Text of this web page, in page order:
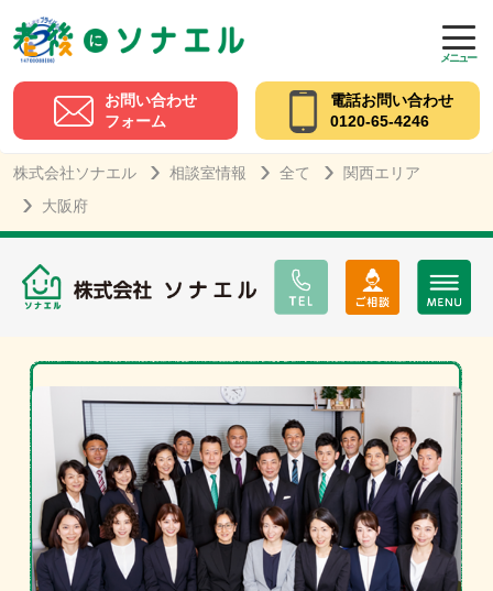
メニュー
お問い合わせ
フォーム
電話お問い合わせ
0120-65-4246
株式会社ソナエル 相談室情報 全て
関西エリア
大阪府